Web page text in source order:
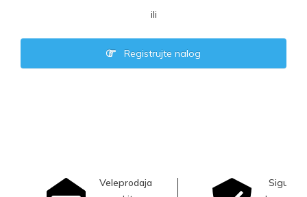
ili
Registrujte nalog
Veleprodaja Sigurna